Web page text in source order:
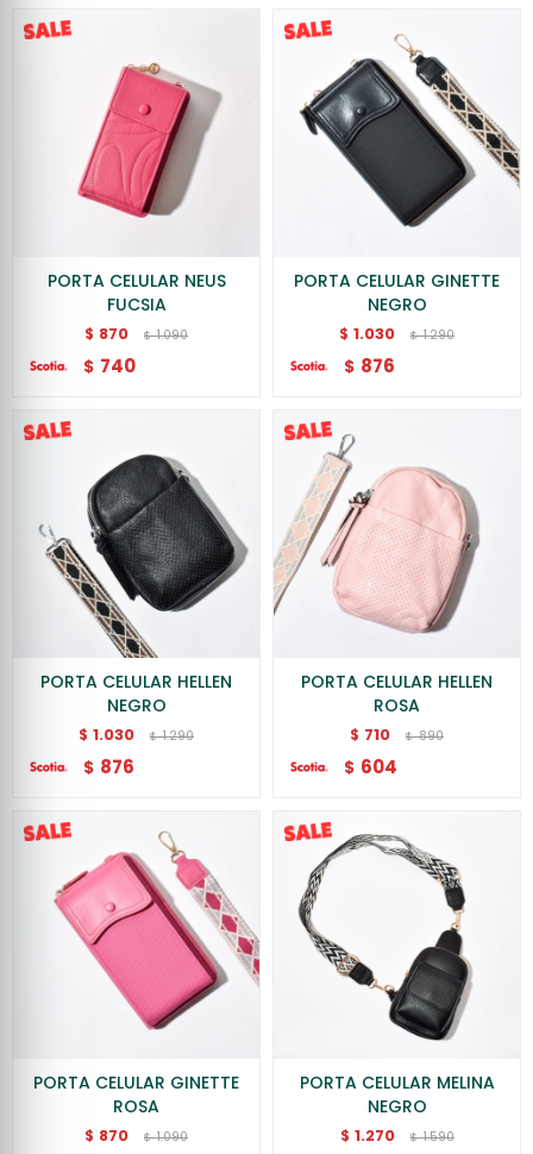
PORTA CELULAR NEUS
FUCSIA
$ 870 $ 1.090
$ 740
PORTA CELULAR GINETTE
NEGRO
$ 1.030 $ 1.290
$ 876
PORTA CELULAR HELLEN
NEGRO
$ 1.030 $ 1.290
$ 876
PORTA CELULAR HELLEN
ROSA
$ 710 $ 890
$ 604
PORTA CELULAR GINETTE
ROSA
$ 870 $ 1.090
PORTA CELULAR MELINA
NEGRO
$ 1.270 $ 1.590